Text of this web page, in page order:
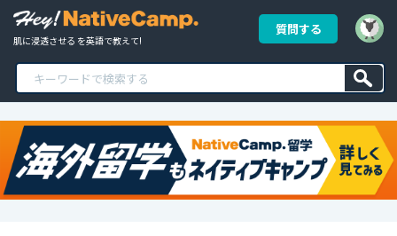
肌に浸透させる を英語で教えて!
質問する